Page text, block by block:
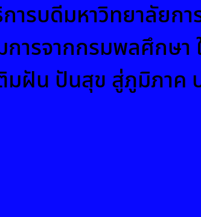
รบดีมหาวิทยาลัยกา
ารจากกรมพลศึกษา
มฝัน ปันสุข สู่ภูมิภาค